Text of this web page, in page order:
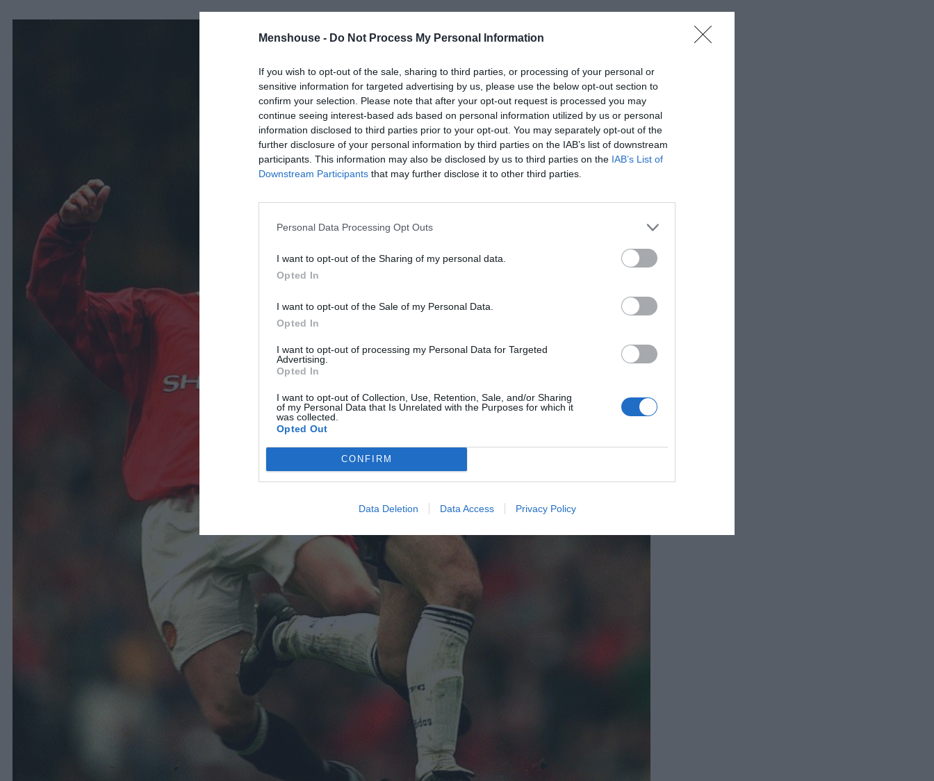
Menshouse - Do Not Process My Personal Information
If you wish to opt-out of the sale, sharing to third parties, or processing of your personal or
sensitive information for targeted advertising by us, please use the below opt-out section to
confirm your selection. Please note that after your opt-out request is processed you may
continue seeing interest-based ads based on personal information utilized by us or personal
information disclosed to third parties prior to your opt-out. You may separately opt-out of the
further disclosure of your personal information by third parties on the IAB’s list of downstream
participants. This information may also be disclosed by us to third parties on the IAB’s List of
Downstream Participants that may further disclose it to other third parties.
Personal Data Processing Opt Outs
I want to opt-out of the Sharing of my personal data.
Opted In
I want to opt-out of the Sale of my Personal Data.
Opted In
I want to opt-out of processing my Personal Data for Targeted
Advertising.
Opted In
I want to opt-out of Collection, Use, Retention, Sale, and/or Sharing
of my Personal Data that Is Unrelated with the Purposes for which it
was collected.
Opted Out
CONFIRM
Data Deletion Data Access Privacy Policy